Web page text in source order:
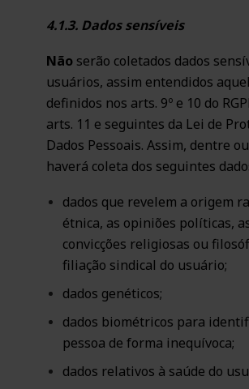
4.1.3. Dados sensíveis
Nãoserão coletados dados
usuários, assim entendidos
definidos nos arts. 9º e 10 do
arts. 11 e seguintes da Lei de
Dados Pessoais. Assim, dentre
haverá coleta dos seguintes
dados que revelem a origem
étnica, as opiniões políticas,
convicções religiosas ou
filiação sindical do usuário;
dados genéticos;
dados biométricos para
pessoa de forma inequívoca;
dados relativos à saúde do